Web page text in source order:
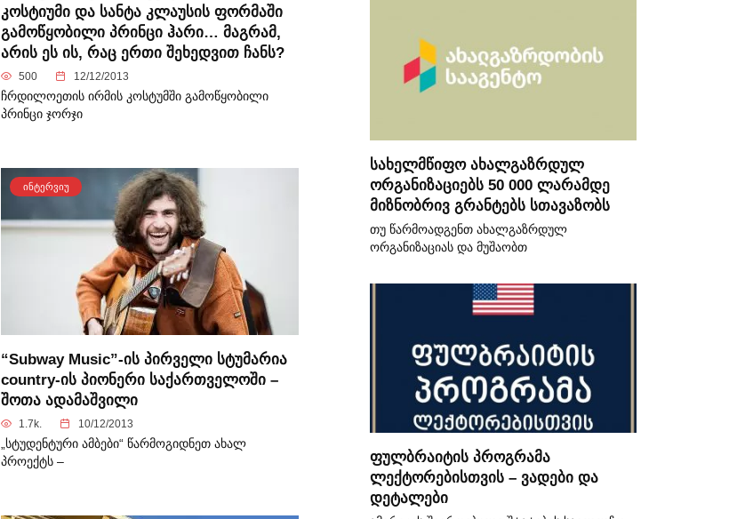
კოსტიუმი და სანტა კლაუსის ფორმაში
გამოწყობილი პრინცი ჰარი… მაგრამ,
არის ეს ის, რაც ერთი შეხედვით ჩანს?
500 12/12/2013
ჩრდილოეთის ირმის კოსტუმში გამოწყობილი
პრინცი ჯორჯი
ᲘᲜᲢᲔᲠᲕᲘᲣ
“Subway Music”-ის პირველი სტუმარია
country-ის პიონერი საქართველოში –
შოთა ადამაშვილი
1.7k. 10/12/2013
„სტუდენტური ამბები“ წარმოგიდნეთ ახალ
პროექტს –
სახელმწიფო ახალგაზრდულ
ორგანიზაციებს 50 000 ლარამდე
მიზნობრივ გრანტებს სთავაზობს
თუ წარმოადგენთ ახალგაზრდულ
ორგანიზაციას და მუშაობთ
ფულბრაიტის პროგრამა
ლექტორებისთვის – ვადები და
დეტალები